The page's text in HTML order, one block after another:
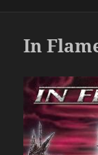
In